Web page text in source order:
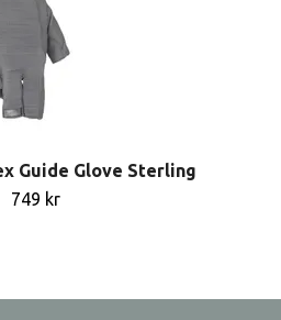
Guide Glove Sterling
749 kr